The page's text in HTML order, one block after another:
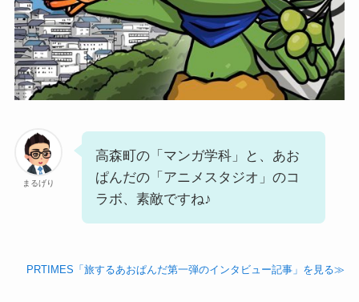
まるげり
高森町の「マンガ学科」と、あお
ぱんだの「アニメスタジオ」のコ
ラボ、素敵ですね♪
PRTIMES「旅するあおぱんだ第一弾のインタビュー記事」を見る≫